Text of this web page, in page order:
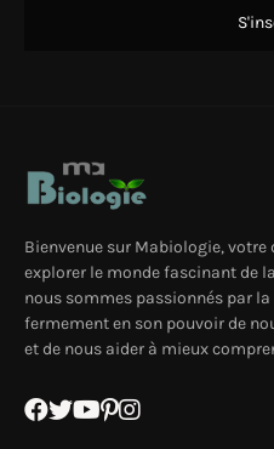
Bienvenue sur Mabiologie,
explorer le monde fascinant de
nous sommes passionnés par
fermement en son pouvoir de
et de nous aider à mieux